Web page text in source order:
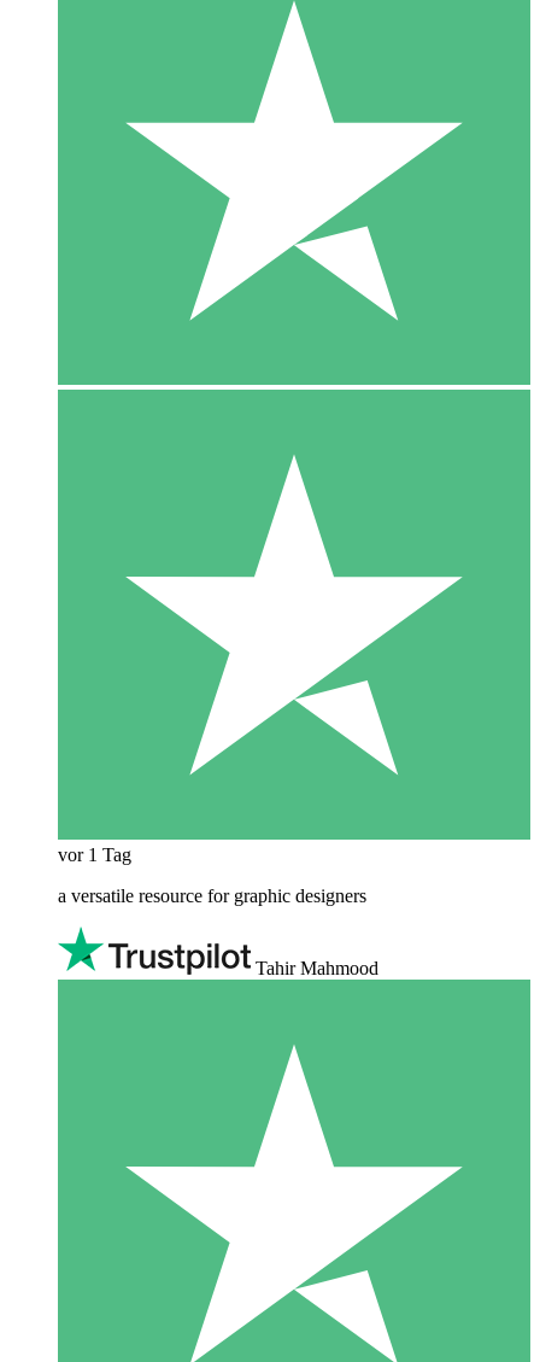
vor 1 Tag
a versatile resource for graphic designers
Tahir Mahmood